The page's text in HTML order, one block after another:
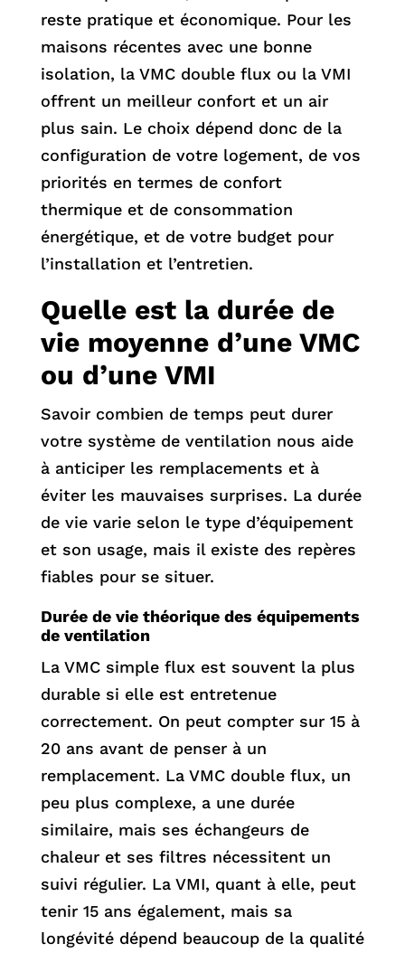
reste pratique et économique. Pour les
maisons récentes avec une bonne
isolation, la VMC double flux ou la VMI
offrent un meilleur confort et un air
plus sain. Le choix dépend donc de la
configuration de votre logement, de vos
priorités en termes de confort
thermique et de consommation
énergétique, et de votre budget pour
l’installation et l’entretien.
Quelle est la durée de
vie moyenne d’une VMC
ou d’une VMI
Savoir combien de temps peut durer
votre système de ventilation nous aide
à anticiper les remplacements et à
éviter les mauvaises surprises. La durée
de vie varie selon le type d’équipement
et son usage, mais il existe des repères
fiables pour se situer.
Durée de vie théorique des équipements
de ventilation
La VMC simple flux est souvent la plus
durable si elle est entretenue
correctement. On peut compter sur 15 à
20 ans avant de penser à un
remplacement. La VMC double flux, un
peu plus complexe, a une durée
similaire, mais ses échangeurs de
chaleur et ses filtres nécessitent un
suivi régulier. La VMI, quant à elle, peut
tenir 15 ans également, mais sa
longévité dépend beaucoup de la qualité